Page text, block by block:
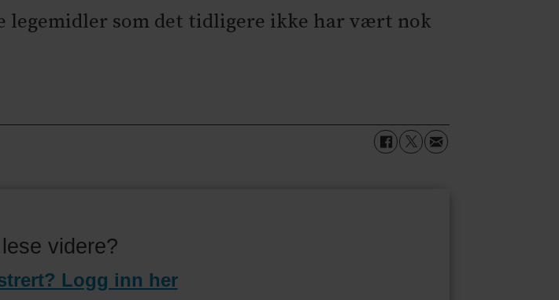
legemidler som det tidligere ikke har vært nok
videre?
Logg inn her